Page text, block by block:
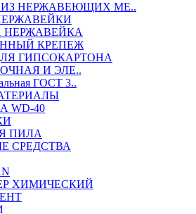
НЕРЖАВЕЮЩИХ МЕ..
КРЕПЕЖ
ГИПСОКАРТОНА
И ЭЛЕ..
ГОСТ 3..
WD-40
ПИЛА
СРЕДСТВА
ХИМИЧЕСКИЙ